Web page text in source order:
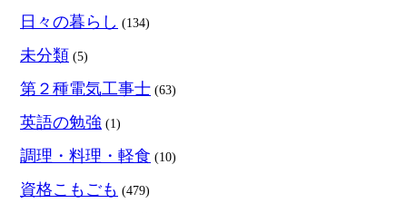
日々の暮らし (134)
未分類 (5)
第２種電気工事士 (63)
英語の勉強 (1)
調理・料理・軽食 (10)
資格こもごも (479)